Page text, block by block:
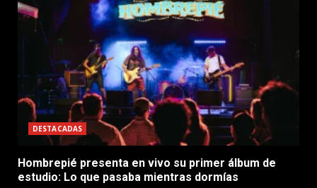
DESTACADAS
Hombrepié presenta en vivo su primer álbum de
estudio: Lo que pasaba mientras dormías